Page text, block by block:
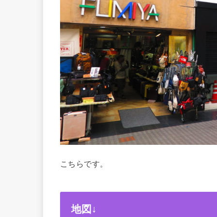
こちらです。
地図↓